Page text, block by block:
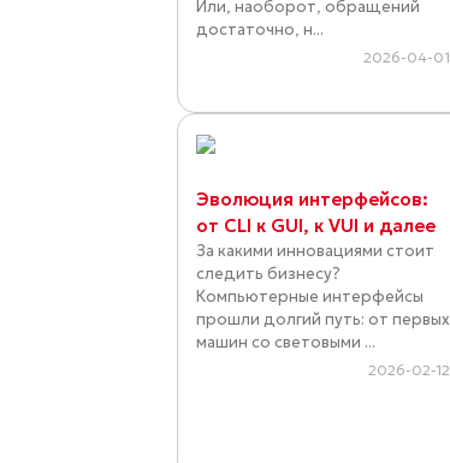
Или, наоборот, обращений
достаточно, н...
2026-04-01
Эволюция интерфейсов:
от CLI к GUI, к VUI и далее
За какими инновациями стоит
следить бизнесу?
Компьютерные интерфейсы
прошли долгий путь: от первых
машин со световыми ...
2026-02-12